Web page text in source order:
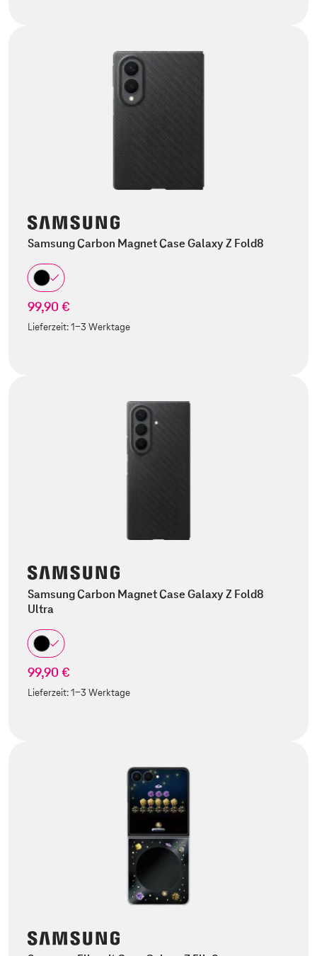
Samsung Carbon Magnet Case Galaxy Z Fold8
99,90 €
Lieferzeit:1-3 Werktage
Samsung Carbon Magnet Case Galaxy Z Fold8
Ultra
99,90 €
Lieferzeit:1-3 Werktage